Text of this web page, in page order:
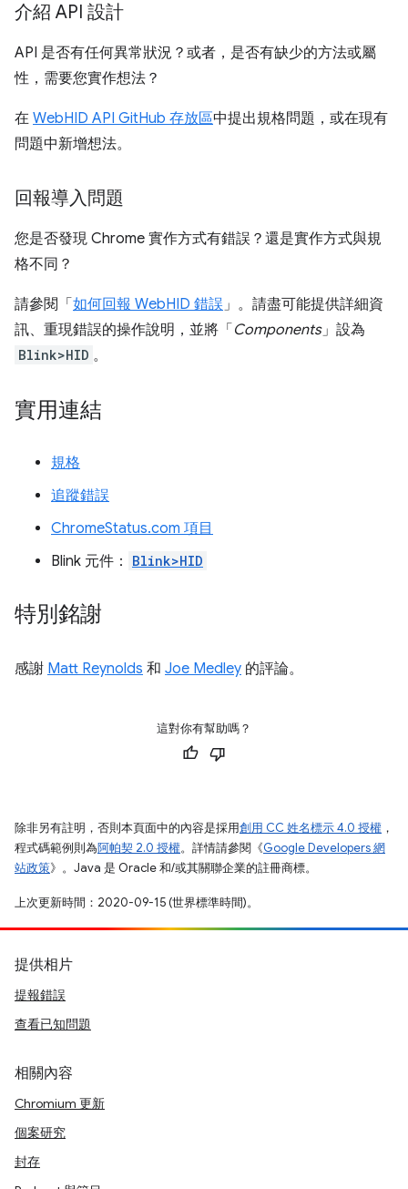
介紹 API 設計
API 是否有任何異常狀況？或者，是否有缺少的方法或屬
性，需要您實作想法？
在 WebHID API GitHub 存放區中提出規格問題，或在現有
問題中新增想法。
回報導入問題
您是否發現 Chrome 實作方式有錯誤？還是實作方式與規
格不同？
請參閱「 如何回報 WebHID 錯誤」。請盡可能提供詳細資
訊、重現錯誤的操作說明，並將「 Components」設為
Blink>HID 。
實用連結
規格
追蹤錯誤
ChromeStatus.com 項目
Blink 元件：
Blink>HID
特別銘謝
感謝 Matt Reynolds 和 Joe Medley 的評論。
這對你有幫助嗎？
除非另有註明，否則本頁面中的內容是採用創用 CC 姓名標示 4.0 授權 ，
程式碼範例則為阿帕契 2.0 授權。詳情請參閱《Google Developers 網
站政策》。Java 是 Oracle 和/或其關聯企業的註冊商標。
上次更新時間：2020-09-15 (世界標準時間)。
提供相片
提報錯誤
查看已知問題
相關內容
Chromium 更新
個案研究
封存